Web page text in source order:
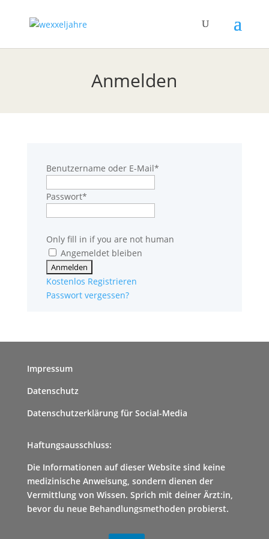
Anmelden
Benutzername oder E-Mail*
Passwort*
Only fill in if you are not human
Angemeldet bleiben
Kostenlos Registrieren
Passwort vergessen?
Impressum
Datenschutz
Datenschutzerklärung für Social-Media
Haftungsausschluss:
Die Informationen auf dieser Website sind keine
medizinische Anweisung, sondern dienen der
Vermittlung von Wissen. Sprich mit deiner Ärzt:in,
bevor du neue Behandlungsmethoden probierst.